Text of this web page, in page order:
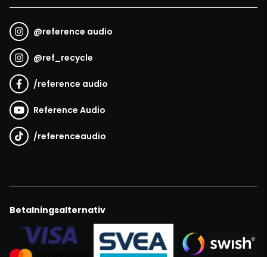
@reference audio
@ref_recycle
/reference audio
Reference Audio
/referenceaudio
Betalningsalternativ